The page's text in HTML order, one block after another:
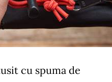
cu spuma de